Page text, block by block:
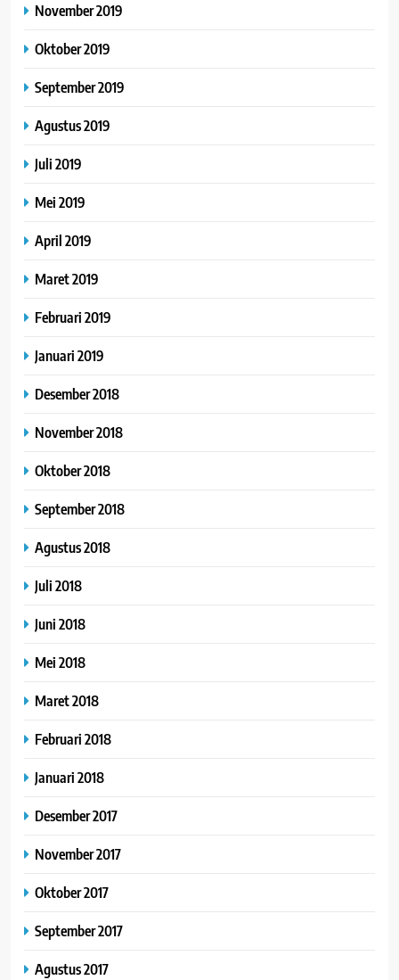
November 2019
Oktober 2019
September 2019
Agustus 2019
Juli 2019
Mei 2019
April 2019
Maret 2019
Februari 2019
Januari 2019
Desember 2018
November 2018
Oktober 2018
September 2018
Agustus 2018
Juli 2018
Juni 2018
Mei 2018
Maret 2018
Februari 2018
Januari 2018
Desember 2017
November 2017
Oktober 2017
September 2017
Agustus 2017